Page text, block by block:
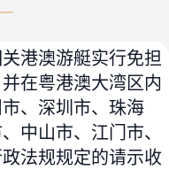
港澳游艇实行免担
在粤港澳大湾区内
、深圳市、珠海
中山市、江门市、
法规规定的请示收